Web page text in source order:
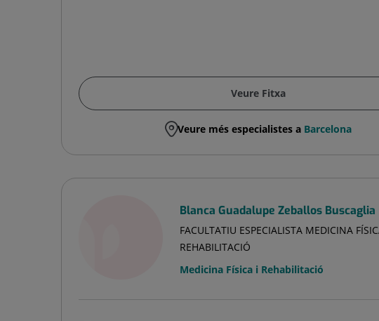
Veure Fitxa
Veure més especialistes a Barcelona
Blanca Guadalupe Zeballos Buscaglia
FACULTATIU ESPECIALISTA MEDICINA
REHABILITACIÓ
Medicina Física i Rehabilitació